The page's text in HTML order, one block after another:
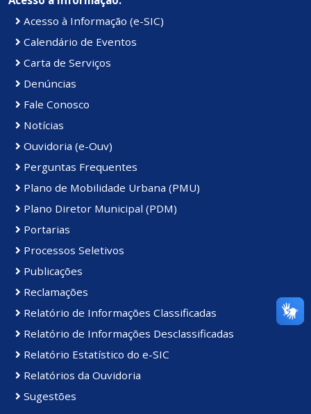
Acesso à Informação (e-SIC)
Calendário de Eventos
Carta de Serviços
Denúncias
Fale Conosco
Notícias
Ouvidoria (e-Ouv)
Perguntas Frequentes
Plano de Mobilidade Urbana (PMU)
Plano Diretor Municipal (PDM)
Portarias
Processos Seletivos
Publicações
Reclamações
Relatório de Informações Classificadas
Relatório de Informações Desclassificadas
Relatório Estatístico do e-SIC
Relatórios da Ouvidoria
Sugestões